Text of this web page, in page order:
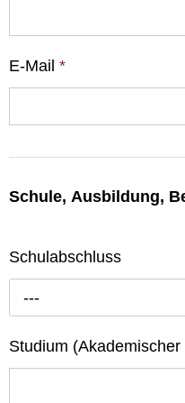
E-Mail *
Schule, Ausbildung,
Schulabschluss
---
Studium (Akademischer